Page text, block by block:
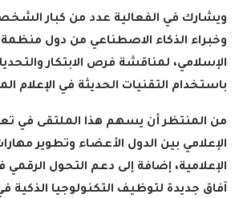
ويشارك في الفعالية عدد من كبار
وخبراء الذكاء الاصطناعي من دول منظمة
الإسلامي، لمناقشة فرص الابتكار
باستخدام التقنيات الحديثة في الإعلام
من المنتظر أن يسهم هذا الملتقى في
الإعلامي بين الدول الأعضاء وتطوير
الإعلامية، إضافة إلى دعم التحول الرقمي
آفاق جديدة لتوظيف التكنولوجيا الذكية